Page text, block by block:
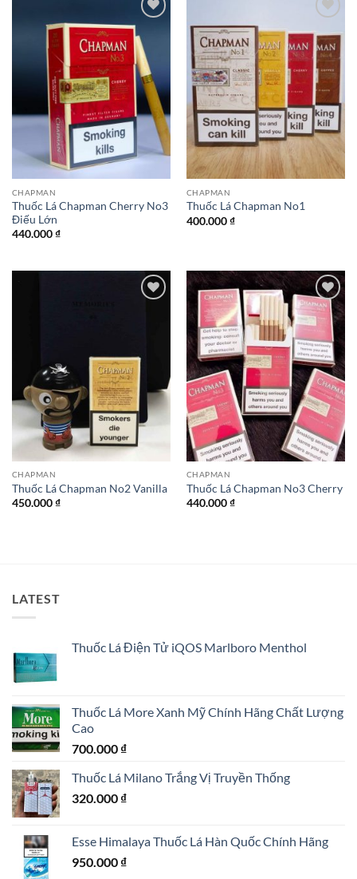
Add to
wishlist
CHAPMAN
Thuốc Lá Chapman Cherry No3
Điếu Lớn
440.000₫
wishlist
CHAPMAN
Thuốc Lá Chapman No1
400.000₫
CHAPMAN
Thuốc Lá Chapman No2 Vanilla
450.000₫
Add to
wishlist
CHAPMAN
Thuốc Lá Chapman No3 Cherry
440.000₫
LATEST
Thuốc Lá Điện Tử iQOS Marlboro Menthol
Thuốc Lá More Xanh Mỹ Chính Hãng Chất Lượng
Cao
700.000 ₫
Thuốc Lá Milano Trắng Vị Truyền Thống
320.000 ₫
Esse Himalaya Thuốc Lá Hàn Quốc Chính Hãng
950.000 ₫